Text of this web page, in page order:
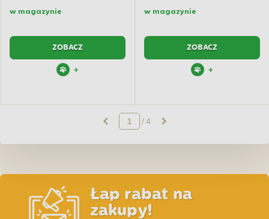
w magazynie
ZOBACZ
+
w magazynie
ZOBACZ
+
/ 4
Łap rabat na
zakupy!